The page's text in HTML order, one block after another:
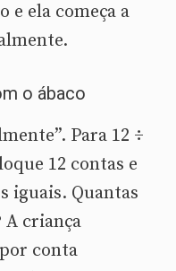
e ela começa a
o ábaco
Para 12 ÷
12 contas e
iguais. Quantas
A criança
conta